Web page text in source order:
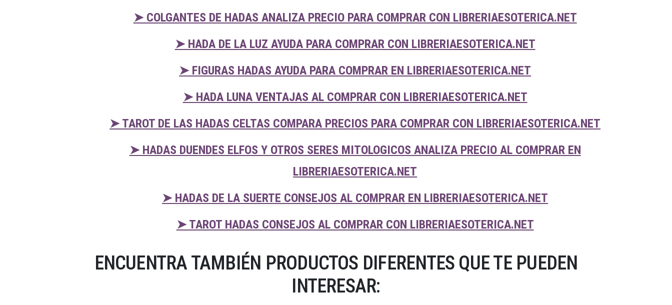
➤ COLGANTES DE HADAS ANALIZA PRECIO PARA COMPRAR CON LIBRERIAESOTERICA.NET
➤ HADA DE LA LUZ AYUDA PARA COMPRAR CON LIBRERIAESOTERICA.NET
➤ FIGURAS HADAS AYUDA PARA COMPRAR EN LIBRERIAESOTERICA.NET
➤ HADA LUNA VENTAJAS AL COMPRAR CON LIBRERIAESOTERICA.NET
➤ TAROT DE LAS HADAS CELTAS COMPARA PRECIOS PARA COMPRAR CON LIBRERIAESOTERICA.NET
➤ HADAS DUENDES ELFOS Y OTROS SERES MITOLOGICOS ANALIZA PRECIO AL COMPRAR EN
LIBRERIAESOTERICA.NET
➤ HADAS DE LA SUERTE CONSEJOS AL COMPRAR EN LIBRERIAESOTERICA.NET
➤ TAROT HADAS CONSEJOS AL COMPRAR CON LIBRERIAESOTERICA.NET
ENCUENTRA TAMBIÉN PRODUCTOS DIFERENTES QUE TE PUEDEN
INTERESAR: